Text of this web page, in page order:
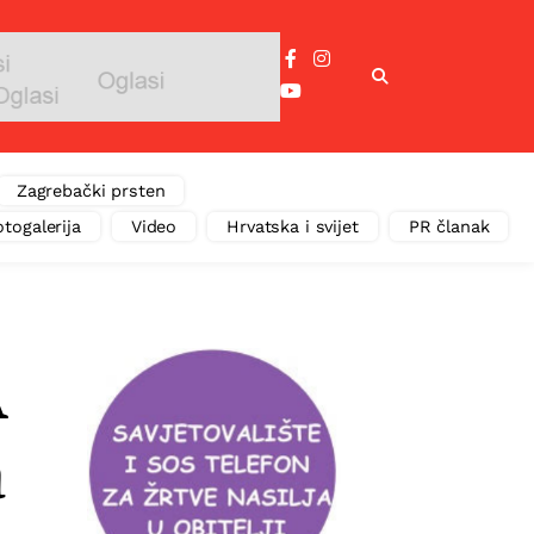
Zagrebački prsten
Video Hrvatska i svijet PR članak